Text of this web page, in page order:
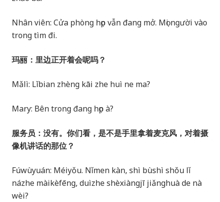
Nhân viên: Cửa phòng họp vẫn đang mở. Mọi người vào
trong tìm đi.
玛丽：里边正开着会呢吗？
Mǎlì: Lǐbian zhèng kāi zhe huì ne ma?
Mary: Bên trong đang họp à?
服务员：没有。你们看，是不是手里拿着麦克风，对着摄
像机讲话的那位？
Fúwùyuán: Méiyǒu. Nǐmen kàn, shì bùshì shǒu lǐ
názhe màikèfēng, duìzhe shèxiàngjī jiǎnghuà de nà
wèi?